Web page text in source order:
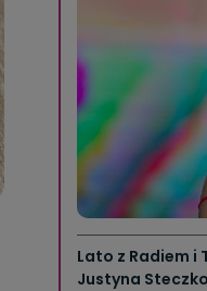
Lato z Radiem i
Justyna